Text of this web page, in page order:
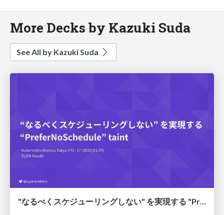
More Decks by Kazuki Suda
See All by Kazuki Suda
"なるべくスケジューリングしない" を実現する "PreferNoSchedule" taint